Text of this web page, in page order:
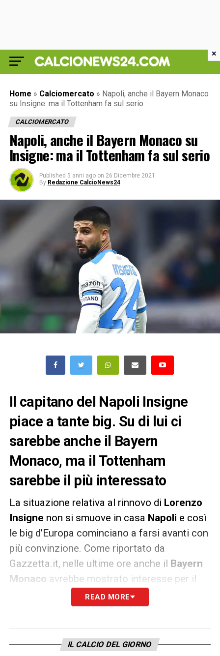
Home » Calciomercato » Napoli, anche il Bayern Monaco
su Insigne: ma il Tottenham fa sul serio
CALCIOMERCATO
Napoli, anche il Bayern Monaco su
Insigne: ma il Tottenham fa sul serio
Published 5 anni ago on 26 Dicembre 2021
By Redazione CalcioNews24
Il capitano del Napoli Insigne
piace a tante big. Su di lui ci
sarebbe anche il Bayern
Monaco, ma il Tottenham
sarebbe il più interessato
La situazione relativa al rinnovo di Lorenzo
Insigne non si smuove in casa Napoli e così
le big d’Europa cominciano a farsi avanti con
più convinzione. Come riportato da
Gazzetta.it, nelle ultime ore anche il Bayern
Monaco avrebbe mostrato interesse per il
capitano azzurro, ma all’estero sarebbe
diAntonio Conte
In Italia, invece, sono tre i club che
READ MORE
IL CALCIO DEL GIORNO
×